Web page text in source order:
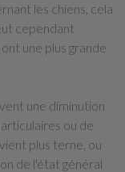
les chiens, cela
cependant
une plus grande
une diminution
ou de
plus terne, ou
de l'état général